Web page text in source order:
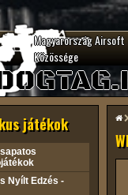
Magyarország Airsoft
Közössége
játékok
Nyílt Edzés -